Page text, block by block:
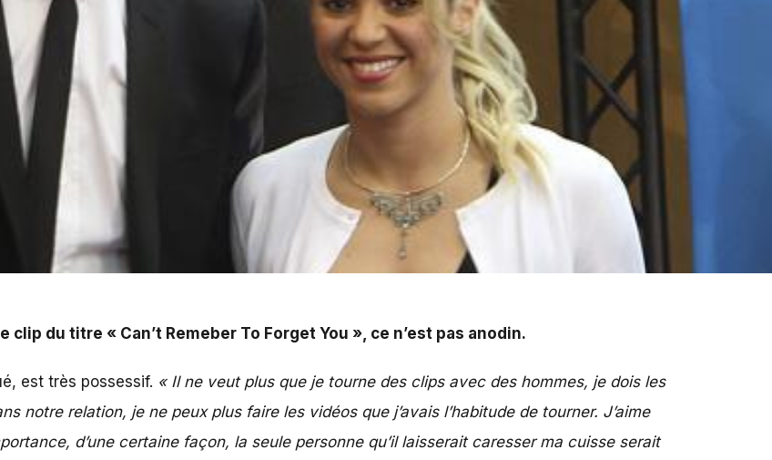
clip du titre « Can’t Remeber To Forget You », ce n’est pas anodin.
est très possessif. « Il ne veut plus que je tourne des clips avec des hommes, je dois les
notre relation, je ne peux plus faire les vidéos que j’avais l’habitude de tourner. J’aime
d’une certaine façon, la seule personne qu’il laisserait caresser ma cuisse serait